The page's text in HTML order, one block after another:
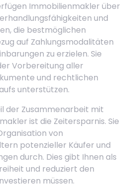
Immobilienmakler über
und
die bestmöglichen
auf Zahlungsmodalitäten
zu erzielen. Sie
Vorbereitung aller
und rechtlichen
unterstützen.
der Zusammenarbeit mit
ist die Zeitersparnis. Sie
von
potenzieller Käufer und
durch. Dies gibt Ihnen als
und reduziert den
müssen.